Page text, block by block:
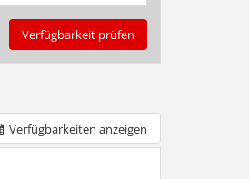
Verfügbarkeit prüfen
Verfügbarkeiten anzeigen